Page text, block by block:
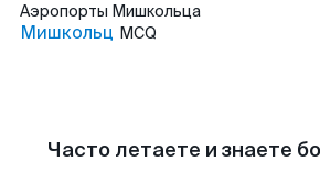
Аэропорты Мишкольца
Мишкольц MCQ
Часто летаете и знаете